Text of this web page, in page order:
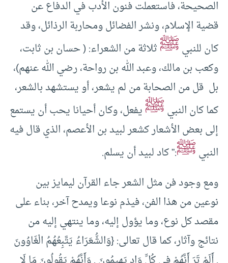
الصحيحة، فاستعملت فنون الأدب في الدفاع عن
قضية الإسلام، ونشر الفضائل ومحاربة الرذائل، وقد
كان للنبيﷺثلاثة من الشعراء: ( حسان بن ثابت،
وكعب بن مالك، وعبد الله بن رواحة، رضي الله عنهم)،
بل قل من الصحابة من لم يشعر، أو يستشهد بالشعر،
كما كان النبيﷺيفعل، وكان أحيانا يحب أن يستمع
إلى بعض الأشعار كشعر لبيد بن الأعصم، الذي قال فيه
النبيﷺ:” كاد لبيد أن يسلم.
ومع وجود فن مثل الشعر جاء القرآن ليمايز بين
نوعين من هذا الفن، فيذم نوعا ويمدح آخر، بناء على
مقصد كل نوع، وما يؤول إليه، وما ينتهي إليه من
نتائج وآثار، كما قال تعالى: {وَالشُّعَرَاءُ يَتَّبِعُهُمُ الْغَاوُونَ